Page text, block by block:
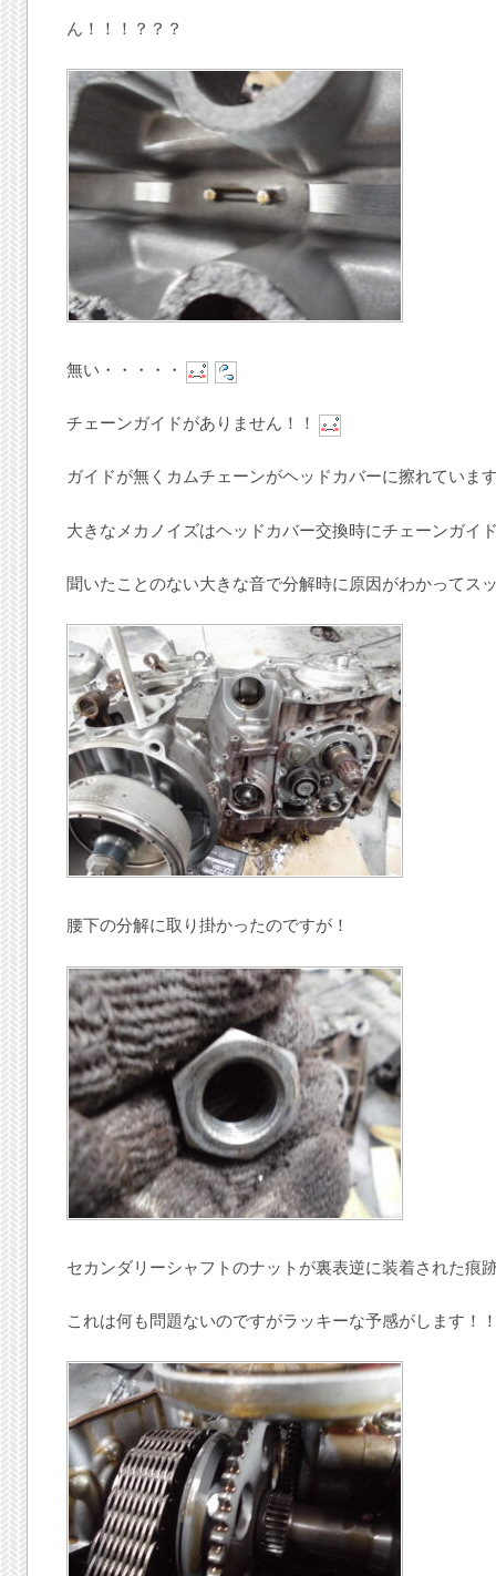
ん！！！？？？
無い・・・・・
チェーンガイドがありません！！
ガイドが無くカムチェーンがヘッドカバーに擦れていま
大きなメカノイズはヘッドカバー交換時にチェーンガイ
聞いたことのない大きな音で分解時に原因がわかってス
腰下の分解に取り掛かったのですが！
セカンダリーシャフトのナットが裏表逆に装着された痕
これは何も問題ないのですがラッキーな予感がします！